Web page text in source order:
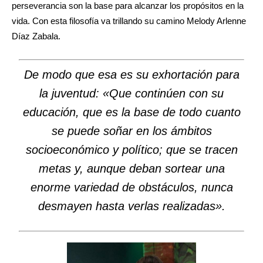
perseverancia son la base para alcanzar los propósitos en la
vida. Con esta filosofía va trillando su camino Melody Arlenne
Díaz Zabala.
De modo que esa es su exhortación para
la juventud: «Que continúen con su
educación, que es la base de todo cuanto
se puede soñar en los ámbitos
socioeconómico y político; que se tracen
metas y, aunque deban sortear una
enorme variedad de obstáculos, nunca
desmayen hasta verlas realizadas».